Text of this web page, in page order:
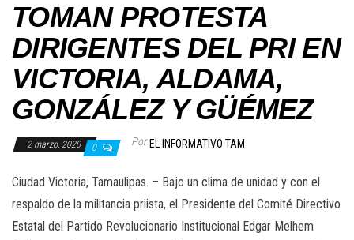
TOMAN PROTESTA
DIRIGENTES DEL PRI EN
VICTORIA, ALDAMA,
GONZÁLEZ Y GÜÉMEZ
2 marzo, 2020 0 Por EL INFORMATIVO TAM
Ciudad Victoria, Tamaulipas. – Bajo un clima de unidad y con el
respaldo de la militancia priista, el Presidente del Comité Directivo
Estatal del Partido Revolucionario Institucional Edgar Melhem